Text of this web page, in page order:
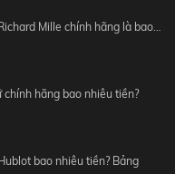
Mille chính hãng là bao…
hãng bao nhiêu tiền?
bao nhiêu tiền? Bảng